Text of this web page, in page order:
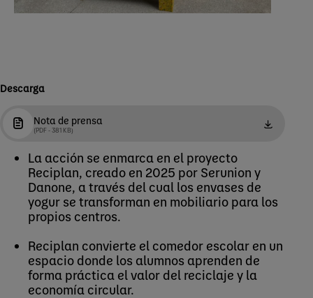
Descarga
Nota de prensa
(PDF - 381 KB)
La acción se enmarca en el proyecto
Reciplan, creado en 2025 por Serunion y
Danone, a través del cual los envases de
yogur se transforman en mobiliario para los
propios centros.
Reciplan convierte el comedor escolar en un
espacio donde los alumnos aprenden de
forma práctica el valor del reciclaje y la
economía circular.